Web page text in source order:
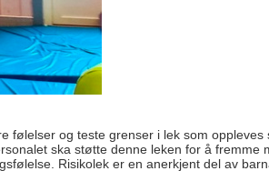
følelser og teste grenser i lek som oppleves
ska støtte denne leken for å fremme
Risikolek er en anerkjent del av